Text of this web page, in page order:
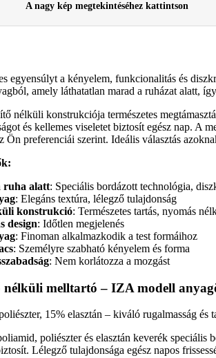
A nagy kép megtekintéséhez kattintson
egyensúlyt a kényelem, funkcionalitás és
amely láthatatlan marad a ruházat alatt,
nélküli konstrukciója természetes
és kellemes viseletet biztosít egész nap.
Ön preferenciái szerint. Ideális választás
ruha alatt: Speciális bordázott technológia,
: Elegáns textúra, lélegző tulajdonság
konstrukció: Természetes tartás, nyomás
design: Időtlen megjelenés
: Finoman alkalmazkodik a test formáihoz
: Személyre szabható kényelem és forma
: Nem korlátozza a mozgást
melltartó – IZA modell
15% elasztán – kiváló rugalmasság és
poliészter és elasztán keverék
Lélegző tulajdonsága egész napos